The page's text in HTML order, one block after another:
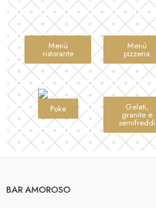
Menù
ristorante
Menù
pizzeria
Poke Gelati,
granite e
semifreddi
BAR AMOROSO